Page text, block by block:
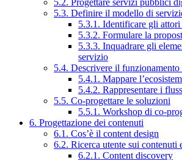
5.2. Progettare servizi pubblici
5.3. Definire il modello di
5.3.1. Identificare gli
5.3.2. Formulare la
5.3.3. Inquadrare gli
servizio
5.4. Descrivere il
5.4.1. Mappare
5.4.2. Rappresentare i
5.5. Co-progettare le soluzioni
5.5.1. Workshop di co-
6. Progettazione dei contenuti
6.1. Cos’è il content design
6.2. Ricerca utente sui contenuti
6.2.1. Content discovery